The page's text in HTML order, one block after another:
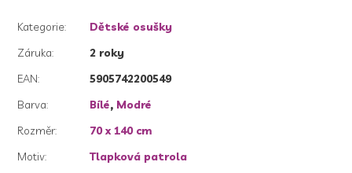
Kategorie:
Dětské osušky
Záruka:
2 roky
EAN:
5905742200549
Barva: Bílé, Modré
Rozměr:
70 x 140 cm
Motiv:
Tlapková patrola